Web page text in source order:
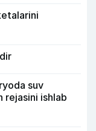
suv
rejasini ishlab